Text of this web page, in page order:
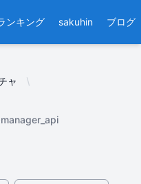
ンキング sakuhin ブログ
ャ